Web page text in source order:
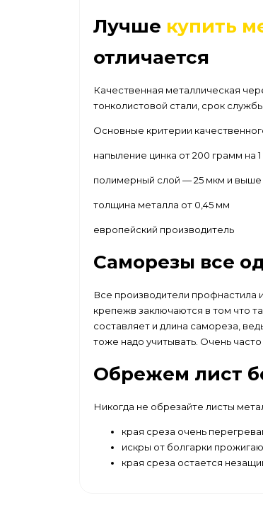
Лучше купить
отличается
Качественная металлическая
тонколистовой стали, срок
Основные критерии
напыление цинка от 200 грамм на
полимерный слой — 25 мкм и выше
толщина металла от 0,45 мм
европейский производитель
Саморезы все
Все производители профнастила
крепежв заключаются в том что
составляет и длина самореза,
тоже надо учитывать. Очень
Обрежем лист
Никогда не обрезайте листы
края среза очень
искры от болгарки
края среза остается